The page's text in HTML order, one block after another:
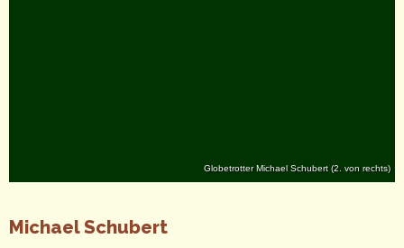
Globetrotter Michael Schubert (2. von rechts)
Michael Schubert